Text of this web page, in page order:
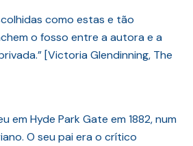
como estas e tão
o fosso entre a autora e a
[Victoria Glendinning, The
em Hyde Park Gate em 1882, num
O seu pai era o crítico